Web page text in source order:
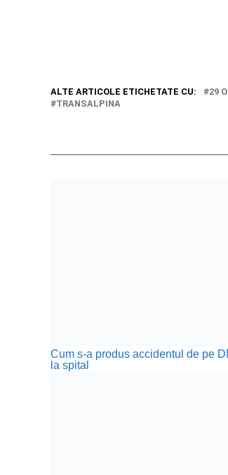
ALTE ARTICOLE ETICHETATE CU: 29
TRANSALPINA
Cum s-a produs accidentul de pe
la spital